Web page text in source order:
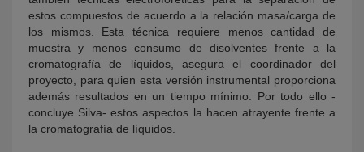
estos compuestos de acuerdo a la relación masa/carga de
los mismos. Esta técnica requiere menos cantidad de
muestra y menos consumo de disolventes frente a la
cromatografía de líquidos, asegura el coordinador del
proyecto, para quien esta versión instrumental proporciona
además resultados en un tiempo mínimo. Por todo ello -
concluye Silva- estos aspectos la hacen atrayente frente a
la cromatografía de líquidos.